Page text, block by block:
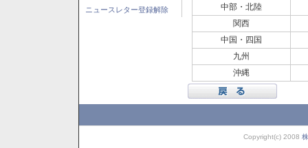
ニュースレター登録解除
中部・北陸
関西
中国・四国
九州
沖縄
Copyright(c) 2008